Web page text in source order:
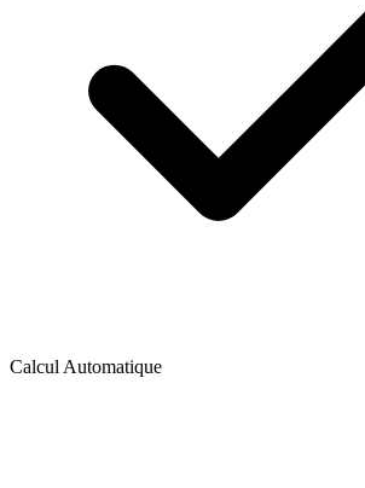
Calcul Automatique